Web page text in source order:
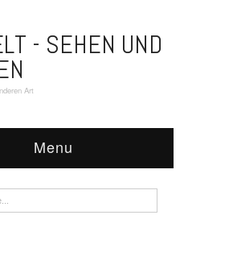
- SEHEN UND
Art
Menu